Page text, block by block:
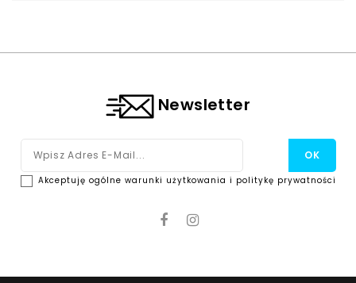
Newsletter
Akceptuję ogólne warunki użytkowania i politykę prywatności